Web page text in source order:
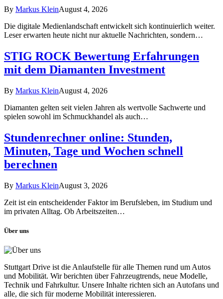
By Markus KleinAugust 4, 2026
Die digitale Medienlandschaft entwickelt sich kontinuierlich weiter.
Leser erwarten heute nicht nur aktuelle Nachrichten, sondern…
STIG ROCK Bewertung Erfahrungen
mit dem Diamanten Investment
By Markus KleinAugust 4, 2026
Diamanten gelten seit vielen Jahren als wertvolle Sachwerte und
spielen sowohl im Schmuckhandel als auch…
Stundenrechner online: Stunden,
Minuten, Tage und Wochen schnell
berechnen
By Markus KleinAugust 3, 2026
Zeit ist ein entscheidender Faktor im Berufsleben, im Studium und
im privaten Alltag. Ob Arbeitszeiten…
Über uns
Stuttgart Drive ist die Anlaufstelle für alle Themen rund um Autos
und Mobilität. Wir berichten über Fahrzeugtrends, neue Modelle,
Technik und Fahrkultur. Unsere Inhalte richten sich an Autofans und
alle, die sich für moderne Mobilität interessieren.